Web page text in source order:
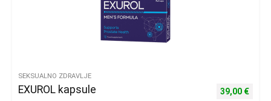
SEKSUALNO ZDRAVLJE
EXUROL kapsule
Izvorna
39,00 €